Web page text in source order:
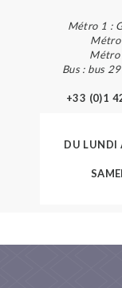
Métro 1 :
Métro
Métro
Bus : bus
+33 (0)1
DU LUNDI